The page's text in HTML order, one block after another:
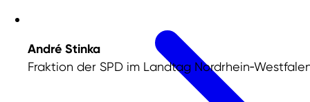
André Stinka
Fraktion der SPD im Landtag